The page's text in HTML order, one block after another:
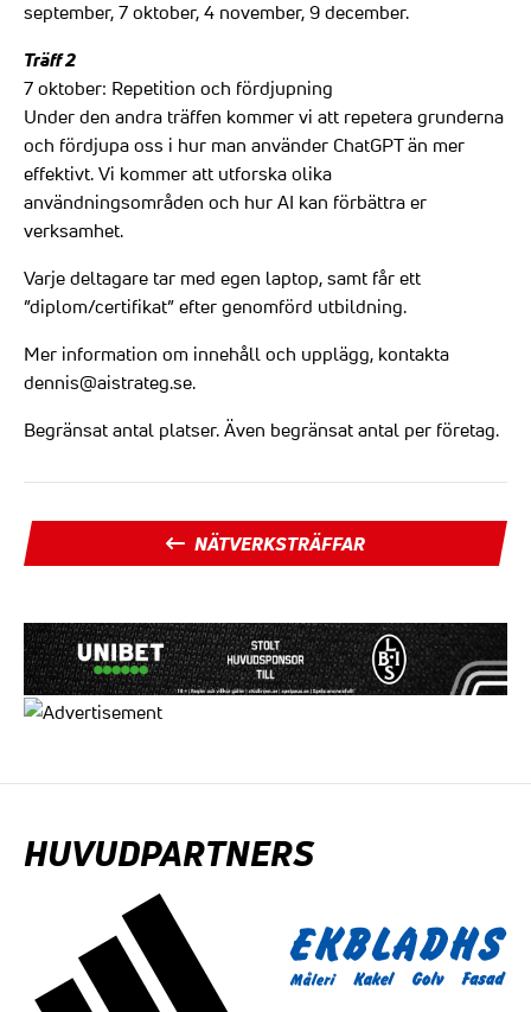
september, 7 oktober, 4 november, 9 december.
Träff 2
7 oktober: Repetition och fördjupning
Under den andra träffen kommer vi att repetera grunderna
och fördjupa oss i hur man använder ChatGPT än mer
effektivt. Vi kommer att utforska olika
användningsområden och hur AI kan förbättra er
verksamhet.
Varje deltagare tar med egen laptop, samt får ett
”diplom/certifikat” efter genomförd utbildning.
Mer information om innehåll och upplägg, kontakta
dennis@aistrateg.se.
Begränsat antal platser. Även begränsat antal per företag.
NÄTVERKSTRÄFFAR
HUVUDPARTNERS